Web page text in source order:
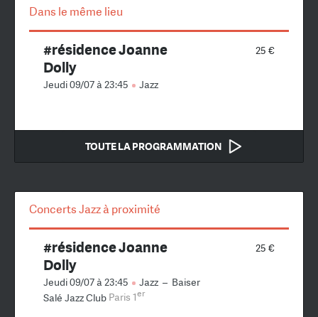
Dans le même lieu
25 €
#résidence Joanne
Dolly
Jeudi 09/07 à 23:45 Jazz
TOUTE LA PROGRAMMATION
Concerts Jazz à proximité
25 €
#résidence Joanne
Dolly
Jeudi 09/07 à 23:45 Jazz – Baiser
Salé Jazz Club Paris 1er